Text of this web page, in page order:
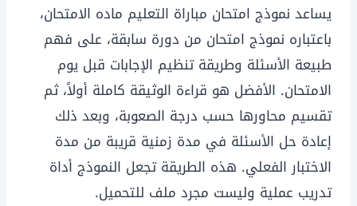
يساعد نموذج امتحان مباراة التعليم ماده الامتحان،
باعتباره نموذج امتحان من دورة سابقة، على فهم
طبيعة الأسئلة وطريقة تنظيم الإجابات قبل يوم
الامتحان. الأفضل هو قراءة الوثيقة كاملة أولاً، ثم
تقسيم محاورها حسب درجة الصعوبة، وبعد ذلك
إعادة حل الأسئلة في مدة زمنية قريبة من مدة
الاختبار الفعلي. هذه الطريقة تجعل النموذج أداة
تدريب عملية وليست مجرد ملف للتحميل.